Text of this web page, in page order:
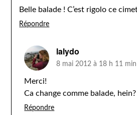
Belle balade ! C’est rigolo ce
Répondre
lalydo
8 mai 2012 à 18 h 11 min
Merci!
Ca change comme balade, hein?
Répondre